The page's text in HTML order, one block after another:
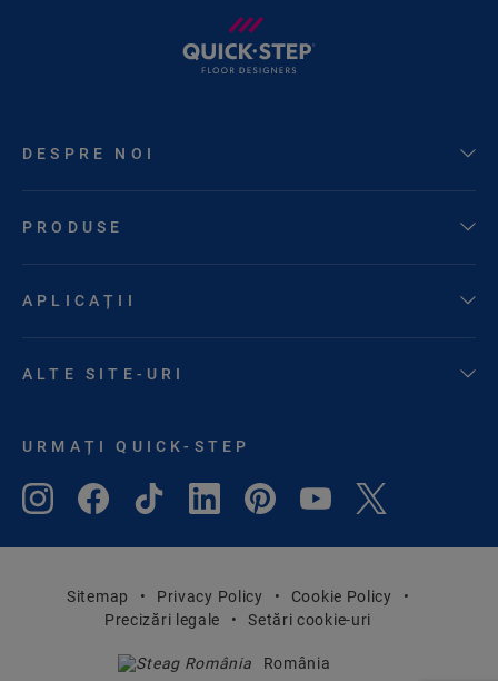
DESPRE NOI
PRODUSE
APLICAȚII
ALTE SITE-URI
URMAȚI QUICK-STEP
Sitemap Privacy Policy
Cookie Policy
Precizări legale
Setări cookie-uri
România